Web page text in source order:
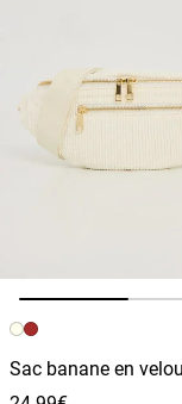
Image précédente
Image suivante